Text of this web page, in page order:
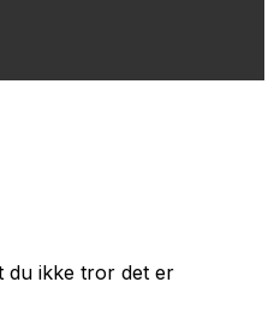
du ikke tror det er